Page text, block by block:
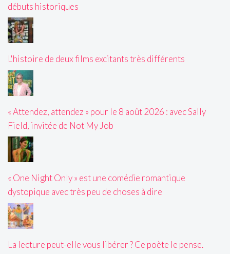
débuts historiques
L'histoire de deux films excitants très différents
« Attendez, attendez » pour le 8 août 2026 : avec Sally
Field, invitée de Not My Job
« One Night Only » est une comédie romantique
dystopique avec très peu de choses à dire
La lecture peut-elle vous libérer ? Ce poète le pense.